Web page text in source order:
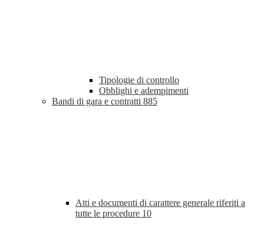
Tipologie di controllo
Obblighi e adempimenti
Bandi di gara e contratti 885
Atti e documenti di carattere generale riferiti a
tutte le procedure 10